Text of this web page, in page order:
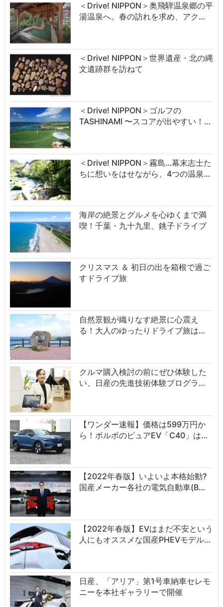
＜Drive! NIPPON＞奥飛騨温泉郷の平
湯温泉へ。春の訪れを求め、アク…
＜Drive! NIPPON＞世界遺産・北の縄
文遺跡群を訪ねて
＜Drive! NIPPON＞ゴルフの
TASHINAMI 〜スコアが出やすい！…
＜Drive! NIPPON＞霧島…幕末志士た
ちに想いをはせながら、4つの温泉…
海岸の絶景とグルメを心ゆくまで満
喫！千葉・九十九里、銚子ドライブ
クリスマス ＆ 初日の出を箱根で過ご
すドライブ旅
自然景観が織りなす絶景に心震え
る！大人のゆったりドライブ旅は…
クルマ購入検討の前にぜひ体験した
い、日産の先進技術体験プログラ…
【ワンダー速報】価格は599万円か
ら！ボルボのピュアEV「C40」は…
【2022年春版】いよいよ本格始動?
国産メーカー各社の電気自動車(B…
【2022年春版】EVはまだ不安という
人にもオススメな国産PHEVモデル…
日産、「アリア」第1号車納車セレモ
ニーを本社ギャラリーで開催